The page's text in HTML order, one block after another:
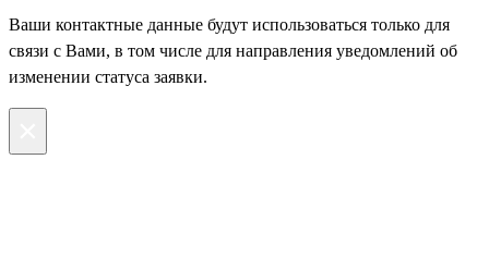
Ваши контактные данные будут использоваться только для
связи с Вами, в том числе для направления уведомлений об
изменении статуса заявки.